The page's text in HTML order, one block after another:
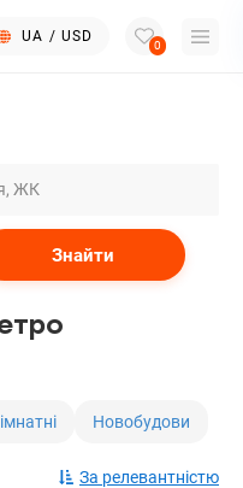
UA / USD
0
Знайти
Новобудови
За релевантністю